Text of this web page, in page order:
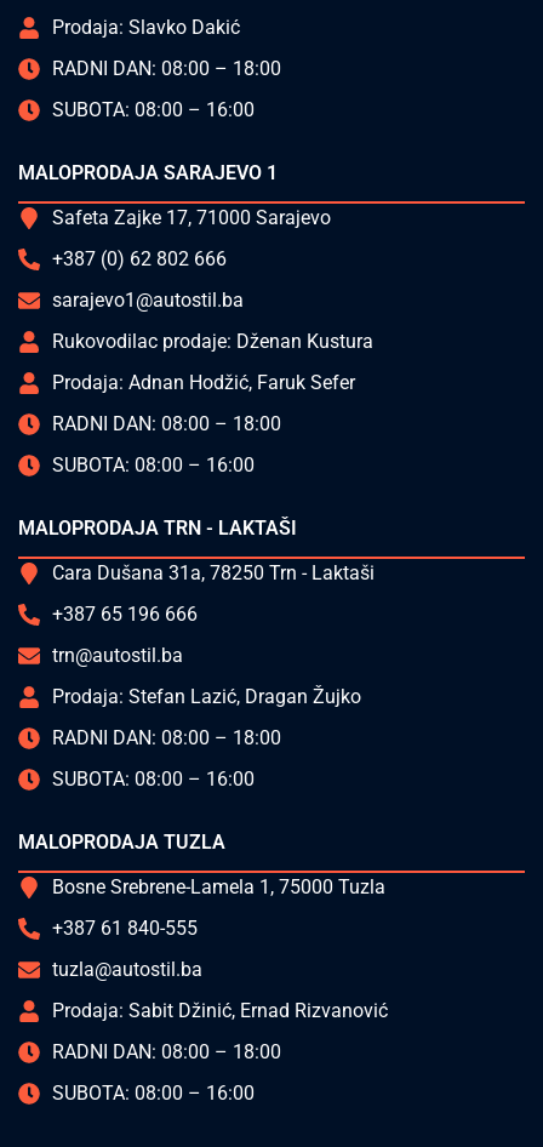
Prodaja: Slavko Dakić
RADNI DAN: 08:00 – 18:00
SUBOTA: 08:00 – 16:00
MALOPRODAJA SARAJEVO 1
Safeta Zajke 17, 71000 Sarajevo
+387 (0) 62 802 666
sarajevo1@autostil.ba
Rukovodilac prodaje: Dženan Kustura
Prodaja: Adnan Hodžić, Faruk Sefer
RADNI DAN: 08:00 – 18:00
SUBOTA: 08:00 – 16:00
MALOPRODAJA TRN - LAKTAŠI
Cara Dušana 31a, 78250 Trn - Laktaši
+387 65 196 666
trn@autostil.ba
Prodaja: Stefan Lazić, Dragan Žujko
RADNI DAN: 08:00 – 18:00
SUBOTA: 08:00 – 16:00
MALOPRODAJA TUZLA
Bosne Srebrene-Lamela 1, 75000 Tuzla
+387 61 840-555
tuzla@autostil.ba
Prodaja: Sabit Džinić, Ernad Rizvanović
RADNI DAN: 08:00 – 18:00
SUBOTA: 08:00 – 16:00